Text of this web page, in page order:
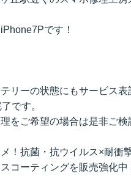
です！
リーの状態にもサービス表
です。
をご希望の場合は是非ご検
！抗菌・抗ウイルス×耐衝
コーティングを販売強化中